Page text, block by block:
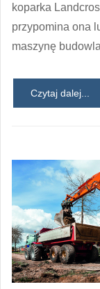
koparka
przypomina ona
maszynę
Czytaj dalej...